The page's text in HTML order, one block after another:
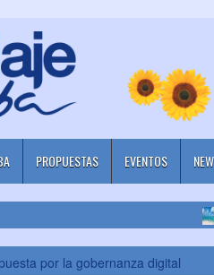
PROPUESTAS EVENTOS
Cuba
por la gobernanza digital